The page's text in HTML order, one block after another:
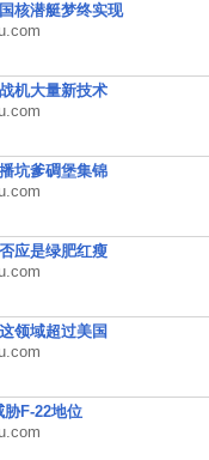
核潜艇梦终实现
机大量新技术
坑爹碉堡集锦
应是绿肥红瘦
领域超过美国
胁F-22地位